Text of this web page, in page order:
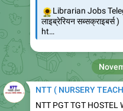
ht…
NTT ( NURSERY
NTT PGT TGT HOSTEL
ASAP
🔥